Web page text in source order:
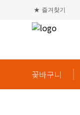
★ 즐겨찾기
꽃바구니